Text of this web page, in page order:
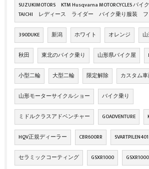
SUZUKIMOTORS KTM Husqvarna MOTORCYCLES
TAICHI レディース ライダー バイク乗り服装 フ
390DUKE 新潟 ホワイト オレンジ
秋田 東北のバイク乗り 山形県バイク屋
小型二輪 大型二輪 限定解除 カスタム
山形モーターサイクルショー バイク乗り
ミドルクラスアドベンチャー GOADVENTURE
HQV正規ディーラー CBR600RR SVARTPILEN401
セラミックコーティング GSXR1000